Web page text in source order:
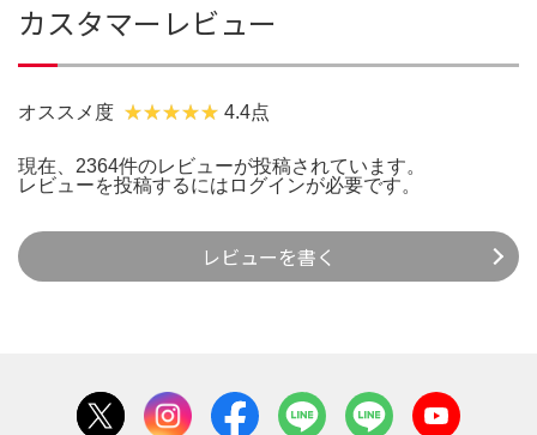
カスタマーレビュー
オススメ度 4.4点
現在、2364件のレビューが投稿されています。
レビューを投稿するには ログインが必要です。
レビューを書く